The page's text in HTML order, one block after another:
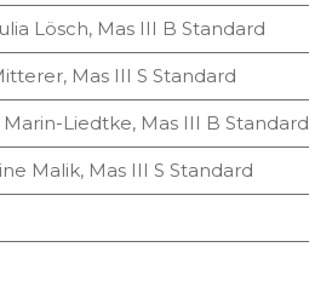
Lösch, Mas III B Standard
Mas III S Standard
Liedtke, Mas III B Standard
Malik, Mas III S Standard